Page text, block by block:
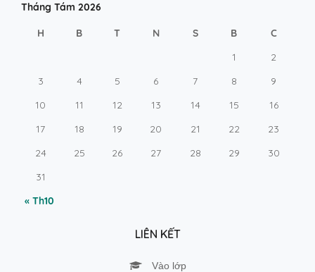
Tháng Tám 2026
H B T N S B C
« Th10
1
2
3
4 5 6 7 8
9
10
11 12 13 14 15
16
17
18 19 20 21 22
23
24
25 26 27 28 29
30
31
LIÊN KẾT
Vào lớp